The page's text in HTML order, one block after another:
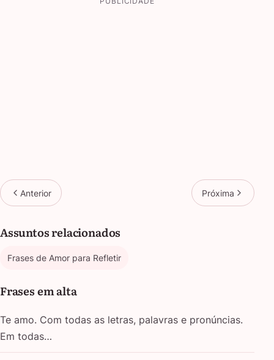
Anterior Próxima
Assuntos relacionados
Frases de Amor para Refletir
Frases em alta
Te amo. Com todas as letras, palavras e pronúncias.
Em todas…